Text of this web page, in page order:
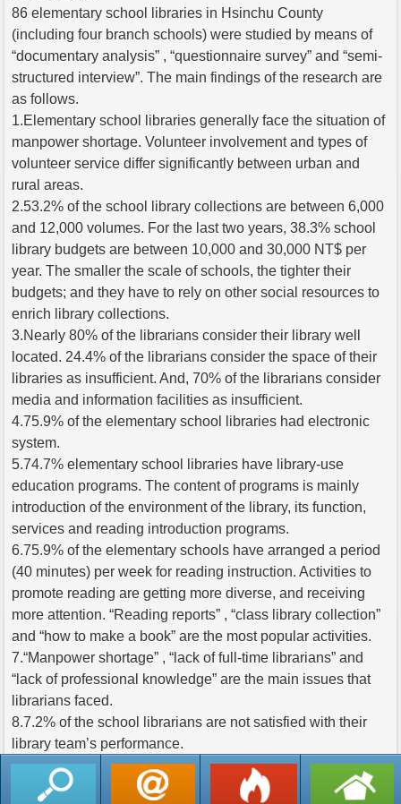
86 elementary school libraries in Hsinchu County
(including four branch schools) were studied by means of
“documentary analysis” , “questionnaire survey” and “semi-
structured interview”. The main findings of the research are
as follows.
1.Elementary school libraries generally face the situation of
manpower shortage. Volunteer involvement and types of
volunteer service differ significantly between urban and
rural areas.
2.53.2% of the school library collections are between 6,000
and 12,000 volumes. For the last two years, 38.3% school
library budgets are between 10,000 and 30,000 NT$ per
year. The smaller the scale of schools, the tighter their
budgets; and they have to rely on other social resources to
enrich library collections.
3.Nearly 80% of the librarians consider their library well
located. 24.4% of the librarians consider the space of their
libraries as insufficient. And, 70% of the librarians consider
media and information facilities as insufficient.
4.75.9% of the elementary school libraries had electronic
system.
5.74.7% elementary school libraries have library-use
education programs. The content of programs is mainly
introduction of the environment of the library, its function,
services and reading introduction programs.
6.75.9% of the elementary schools have arranged a period
(40 minutes) per week for reading instruction. Activities to
promote reading are getting more diverse, and receiving
more attention. “Reading reports” , “class library collection”
and “how to make a book” are the most popular activities.
7.“Manpower shortage” , “lack of full-time librarians” and
“lack of professional knowledge” are the main issues that
librarians faced.
8.7.2% of the school librarians are not satisfied with their
library team’s performance.
返回列表